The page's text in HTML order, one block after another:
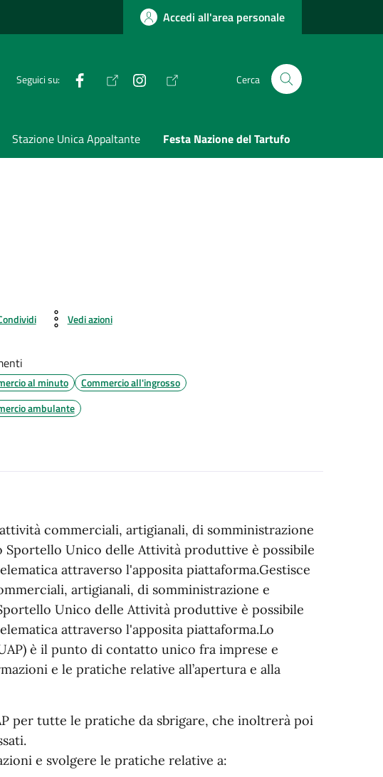
Accedi all'area personale
Seguici su: Facebook Instagram Cerca
Stazione Unica Appaltante Festa Nazione del Tartufo
Vedi azioni
al minuto
Commercio all'ingrosso
ambulante
commerciali, artigianali, di somministrazione
Unico delle Attività produttive è possibile
attraverso l'apposita piattaforma.Gestisce
artigianali, di somministrazione e
Unico delle Attività produttive è possibile
attraverso l'apposita piattaforma.Lo
è il punto di contatto unico fra imprese e
e le pratiche relative all’apertura e alla
per tutte le pratiche da sbrigare, che inoltrerà poi
e svolgere le pratiche relative a: